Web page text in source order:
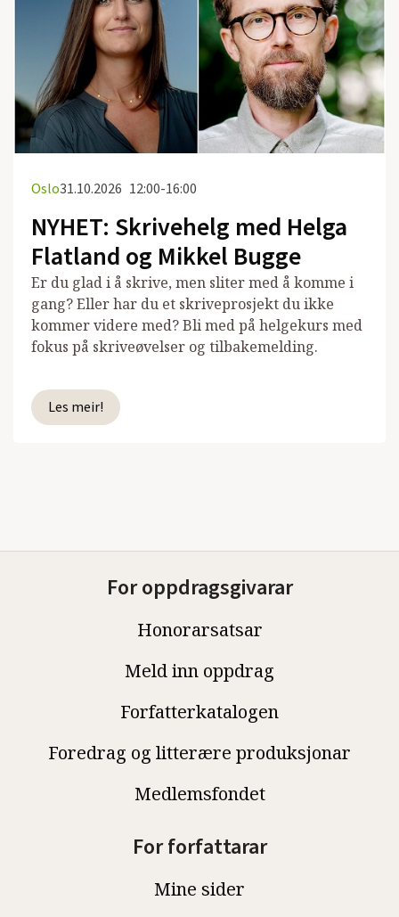
Oslo31.10.2026 12:00-16:00
NYHET: Skrivehelg med Helga
Flatland og Mikkel Bugge
Er du glad i å skrive, men sliter med å komme i
gang? Eller har du et skriveprosjekt du ikke
kommer videre med? Bli med på helgekurs med
fokus på skriveøvelser og tilbakemelding.
Les meir!
For oppdragsgivarar
Honorarsatsar
Meld inn oppdrag
Forfatterkatalogen
Foredrag og litterære produksjonar
Medlemsfondet
For forfattarar
Mine sider